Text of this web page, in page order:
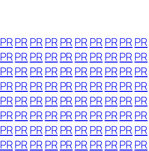
PRPR PR PR PR PR PR PRPR PR
PRPR PR PR PR PR PR PRPR PR
PRPR PR PR PR PR PR PRPR PR
PRPR PR PR PR PR PR PRPR PR
PRPR PR PR PR PR PR PRPR PR
PRPR PR PR PR PR PR PRPR PR
PRPR PR PR PR PR PR PRPR PR
PRPR PR PR PR PR PR PRPR PR